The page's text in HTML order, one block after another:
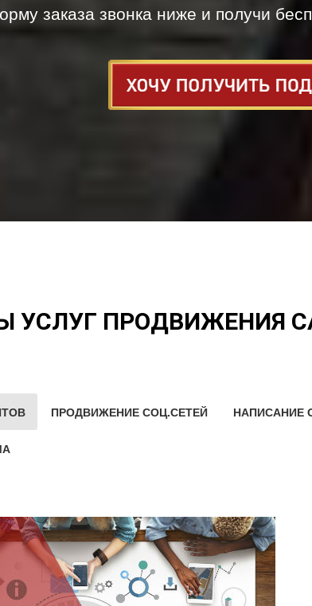
заказа звонка ниже и получи
УСЛУГ ПРОДВИЖЕНИЯ
ПРОДВИЖЕНИЕ СОЦ.СЕТЕЙ НАПИСАНИЕ